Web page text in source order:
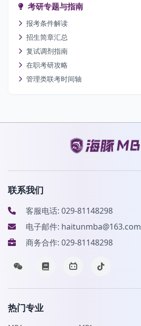
考研专题与指南
报考条件解读
招生简章汇总
复试调剂指南
在职考研攻略
管理类联考时间轴
联系我们
客服电话: 029-81148298
电子邮件: haitunmba@163.com
商务合作: 029-81148298
热门专业